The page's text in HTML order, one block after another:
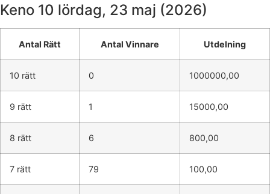
Keno 10 lördag, 23 maj (2026)
Antal Rätt Antal Vinnare Utdelning
10 rätt 0 1000000,00
9 rätt 1 15000,00
8 rätt 6 800,00
7 rätt 79 100,00